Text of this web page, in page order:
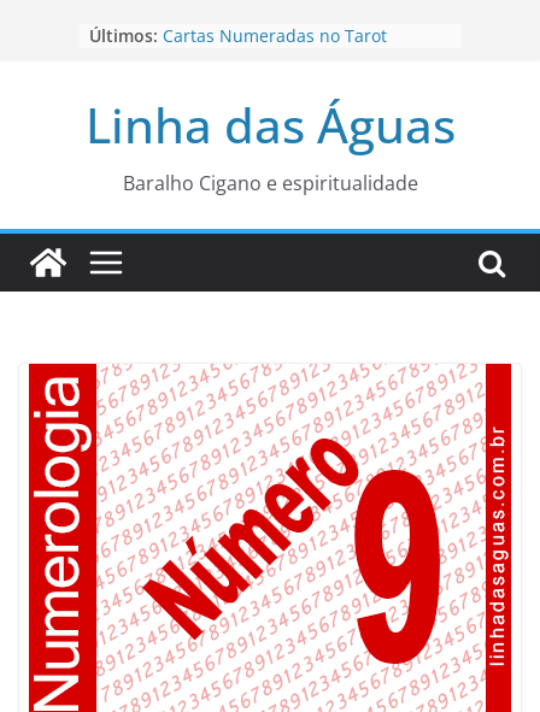
Últimos: Cartas Numeradas no Tarot
para está fase
Os Naipes no Tarot
Cartas da Corte no Tarot
Linha das Águas
Baralho Cigano e espiritualidade